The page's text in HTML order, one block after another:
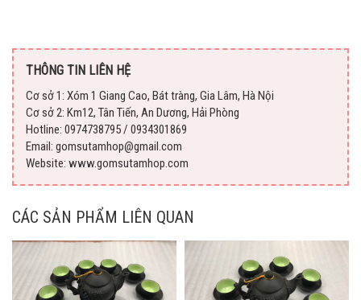
THÔNG TIN LIÊN HỆ
Cơ sở 1: Xóm 1 Giang Cao, Bát tràng, Gia Lâm, Hà Nội
Cơ sở 2: Km12, Tân Tiến, An Dương, Hải Phòng
Hotline: 0974738795 / 0934301869
Email: gomsutamhop@gmail.com
Website: www.gomsutamhop.com
CÁC SẢN PHẨM LIÊN QUAN